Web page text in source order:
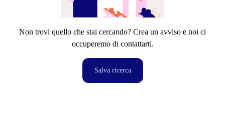
Non trovi quello che stai cercando? Crea un avviso e noi ci
occuperemo di contattarti.
Salva ricerca